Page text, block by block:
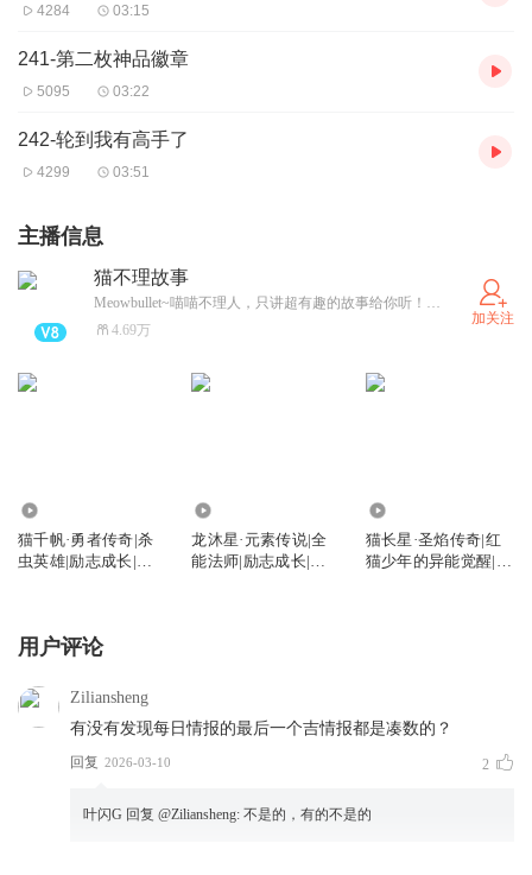
4284 03:15
241-第二枚神品徽章
5095 03:22
242-轮到我有高手了
4299 03:51
主播信息
猫不理故事
Meowbullet~喵喵不理人，只讲超有趣的故事给你听！这里有最会讲故事的喵，每晚不讲故事就生气，快来哄TA开心吧！
4.69万
加关注
猫千帆·勇者传奇|杀
虫英雄|励志成长|猫
龙沐星·元素传说|全
能法师|励志成长|猫
猫长星·圣焰传奇|红
猫少年的异能觉醒|猫
用户评论
Ziliansheng
有没有发现每日情报的最后一个吉情报都是凑数的？
回复 2026-03-10 2
叶闪G 回复 @Ziliansheng: 不是的，有的不是的